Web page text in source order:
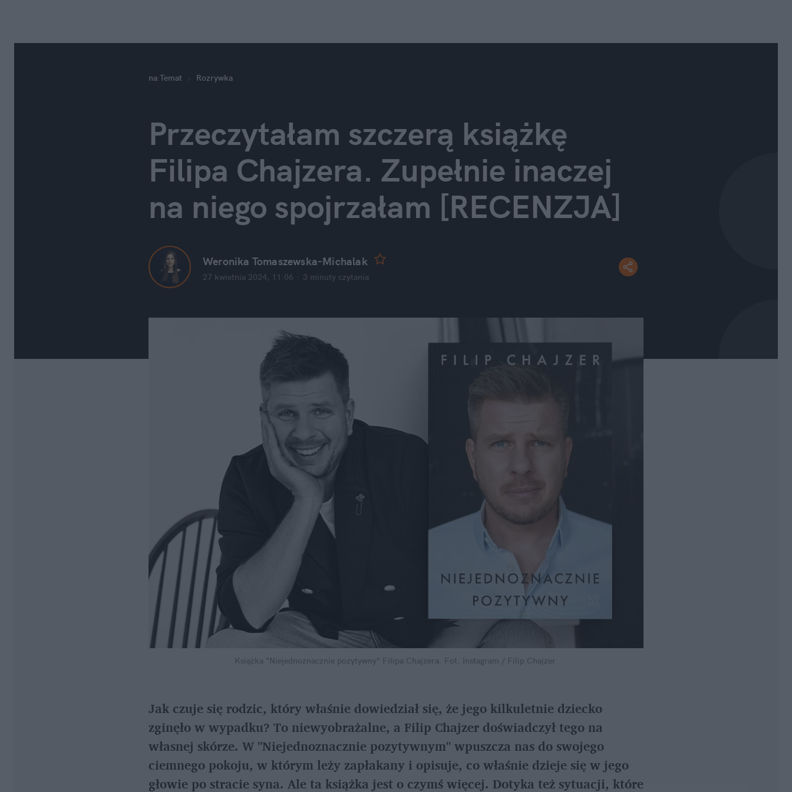
na:Temat Rozrywka
Przeczytałam szczerą książkę
Filipa Chajzera. Zupełnie inaczej
na niego spojrzałam [RECENZJA]
Weronika Tomaszewska-Michalak
27 kwietnia 2024, 11:06 · 3 minuty czytania
Książka "Niejednoznacznie pozytywny" Filipa Chajzera. Fot. Instagram / Filip Chajzer
Jak czuje się rodzic, który właśnie dowiedział się, że jego kilkuletnie dziecko
zginęło w wypadku? To niewyobrażalne, a Filip Chajzer doświadczył tego na
własnej skórze. W "Niejednoznacznie pozytywnym" wpuszcza nas do swojego
ciemnego pokoju, w którym leży zapłakany i opisuje, co właśnie dzieje się w jego
głowie po stracie syna. Ale ta książka jest o czymś więcej. Dotyka też sytuacji, które